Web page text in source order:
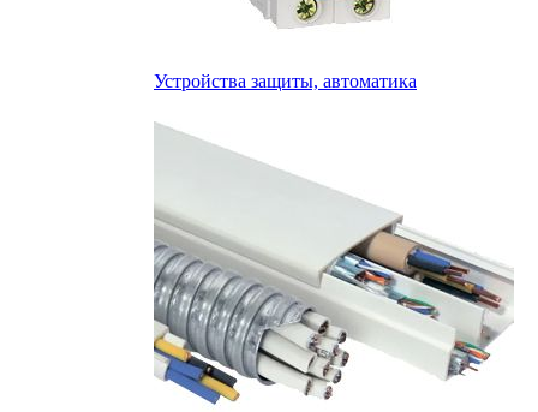
Устройства защиты, автоматика